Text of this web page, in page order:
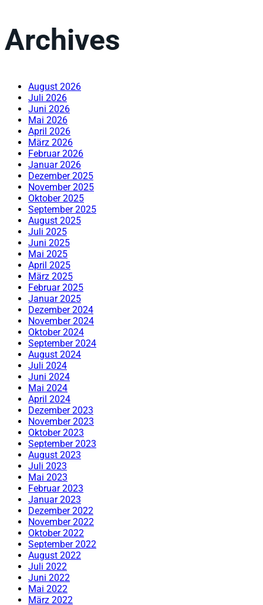
Archives
August 2026
Juli 2026
Juni 2026
Mai 2026
April 2026
März 2026
Februar 2026
Januar 2026
Dezember 2025
November 2025
Oktober 2025
September 2025
August 2025
Juli 2025
Juni 2025
Mai 2025
April 2025
März 2025
Februar 2025
Januar 2025
Dezember 2024
November 2024
Oktober 2024
September 2024
August 2024
Juli 2024
Juni 2024
Mai 2024
April 2024
Dezember 2023
November 2023
Oktober 2023
September 2023
August 2023
Juli 2023
Mai 2023
Februar 2023
Januar 2023
Dezember 2022
November 2022
Oktober 2022
September 2022
August 2022
Juli 2022
Juni 2022
Mai 2022
März 2022